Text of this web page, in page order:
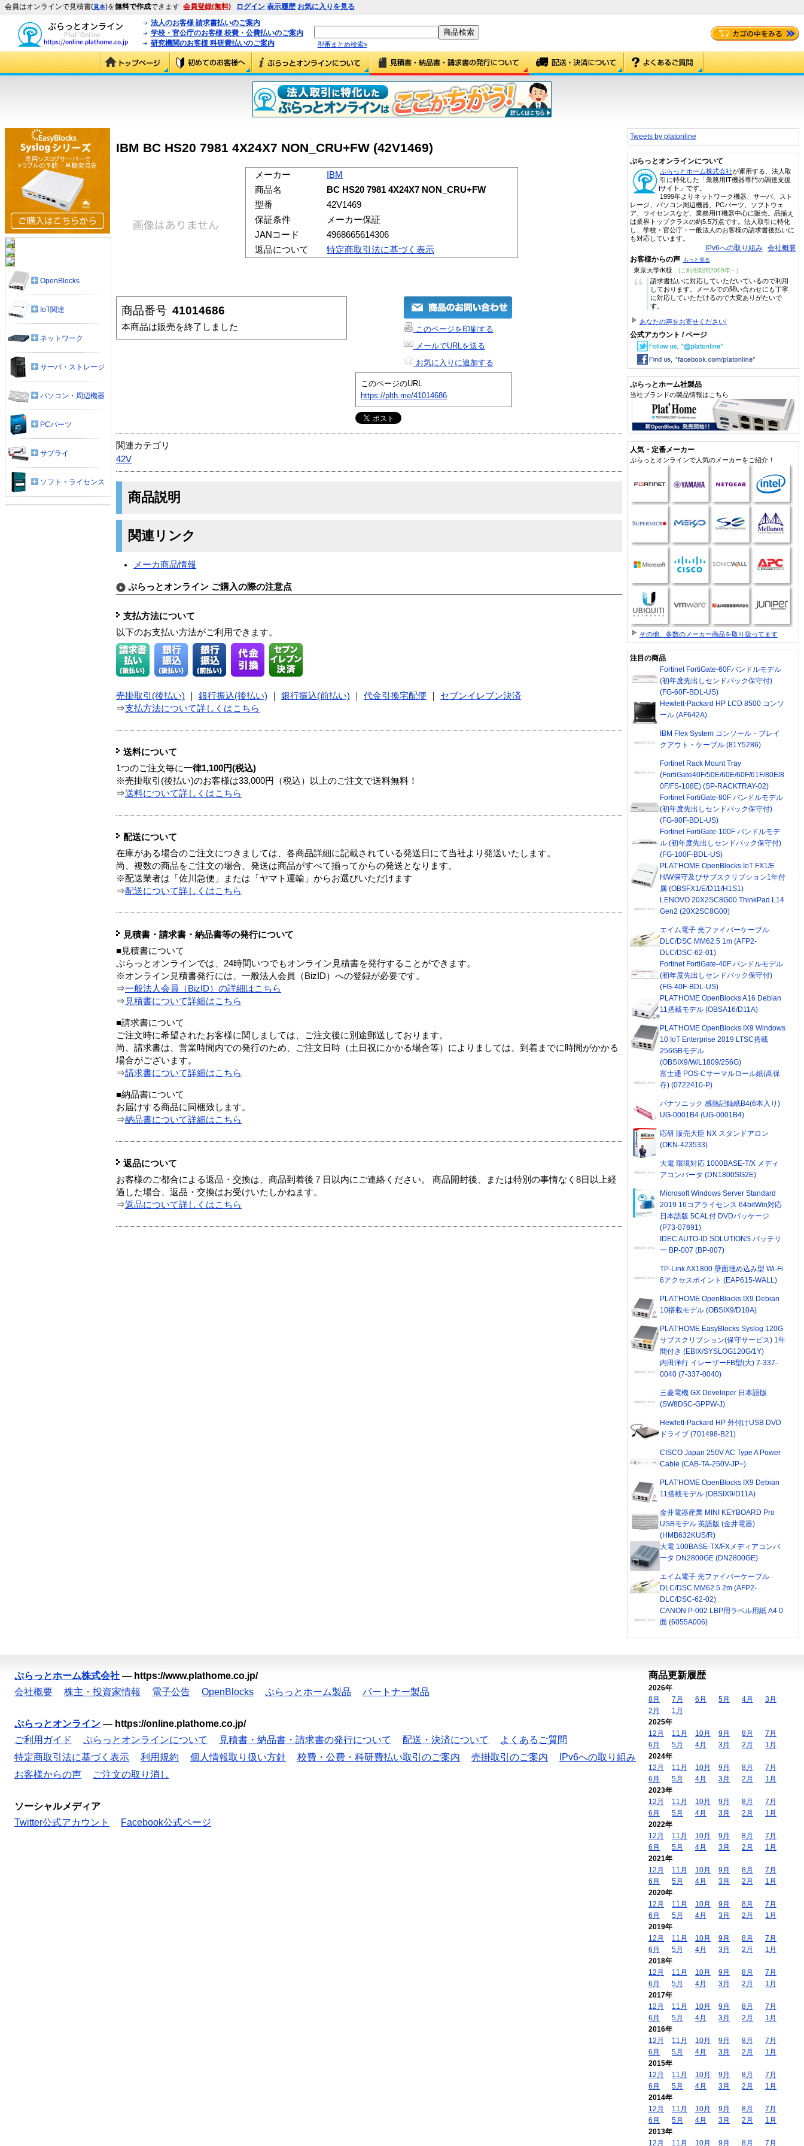
会員はオンラインで見積書(見本)を無料で作成できます 会員登録(無料) ログイン 表示履歴 お気に入りを見る
法人のお客様 請求書払いのご案内
学校・官公庁のお客様 校費・公費払いのご案内
研究機関のお客様 科研費払いのご案内
型番まとめ検索»
IBM BC HS20 7981 4X24X7 NON_CRU+FW (42V1469)
メーカー
IBM
商品名
BC HS20 7981 4X24X7 NON_CRU+FW
型番
42V1469
保証条件
メーカー保証
JANコード
4968665614306
返品について
特定商取引法に基づく表示
商品番号 41014686
本商品は販売を終了しました
このページを印刷する
メールでURLを送る
お気に入りに追加する
このページのURL
https://plth.me/41014686
関連カテゴリ
42V
商品説明
関連リンク
メーカ商品情報
ぷらっとオンライン ご購入の際の注意点
支払方法について
以下のお支払い方法がご利用できます。
売掛取引(後払い) 銀行振込(後払い) 銀行振込(前払い) 代金引換宅配便
セブンイレブン決済
⇒支払方法について詳しくはこちら
送料について
1つのご注文毎に一律1,100円(税込)
※売掛取引(後払い)のお客様は33,000円（税込）以上のご注文で送料無料！
⇒送料について詳しくはこちら
配送について
在庫がある場合のご注文につきましては、各商品詳細に記載されている発送日にて当社より発送いたします。
尚、複数の商品をご注文の場合、発送は商品がすべて揃ってからの発送となります。
※配送業者は「佐川急便」または「ヤマト運輸」からお選びいただけます
⇒配送について詳しくはこちら
見積書・請求書・納品書等の発行について
■見積書について
ぷらっとオンラインでは、24時間いつでもオンライン見積書を発行することができます。
※オンライン見積書発行には、一般法人会員（BizID）への登録が必要です。
⇒一般法人会員（BizID）の詳細はこちら
⇒ 見積書について詳細はこちら
■請求書について
ご注文時に希望されたお客様に関しましては、ご注文後に別途郵送しております。
尚、請求書は、営業時間内での発行のため、ご注文日時（土日祝にかかる場合等）によりましては、到着までに時間がかかる
場合がございます。
⇒請求書について詳細はこちら
■納品書について
お届けする商品に同梱致します。
⇒納品書について詳細はこちら
返品について
お客様のご都合による返品・交換は、商品到着後７日以内にご連絡ください。 商品開封後、または特別の事情なく8日以上経
過した場合、返品・交換はお受けいたしかねます。
⇒返品について詳しくはこちら
OpenBlocks
IoT関連
ネットワーク
サーバ・ストレージ
パソコン・周辺機器
PCパーツ
サプライ
ソフト・ライセンス
Tweets by platonline
ぷらっとオンラインについて
ぷらっとホーム株式会社が運用する、法人取
引に特化した「業務用IT機器専門の調達支援
サイト」です。
1999年よりネットワーク機器、サーバ、スト
レージ、パソコン周辺機器、PCパーツ、ソフトウェ
ア、ライセンスなど、業務用IT機器中心に販売。品揃え
は業界トップクラスの約5.5万点です。法人取引に特化
し、学校・官公庁・一般法人のお客様の請求書後払いに
も対応しています。
IPv6への取り組み 会社概要
お客様からの声 もっと見る
東京大学/K様 (ご利用期間2009年～)
“
請求書払いに対応していただいているので利用
しております。メールでの問い合わせにも丁寧
に対応していただけるので大変ありがたいで
す。
あなたの声をお寄せください!
公式アカウント / ページ
ぷらっとホーム社製品
当社ブランドの製品情報はこちら
人気・定番メーカー
ぷらっとオンラインで人気のメーカーをご紹介！
その他、多数のメーカー商品を取り扱ってます
注目の商品
Fortinet FortiGate-60Fバンドルモデル
(初年度先出しセンドバック保守付)
(FG-60F-BDL-US)
Hewlett-Packard HP LCD 8500 コンソ
ール (AF642A)
IBM Flex System コンソール・ブレイ
クアウト・ケーブル (81Y5286)
Fortinet Rack Mount Tray
(FortiGate40F/50E/60E/60F/61F/80E/8
0F/FS-108E) (SP-RACKTRAY-02)
Fortinet FortiGate-80F バンドルモデル
(初年度先出しセンドバック保守付)
(FG-80F-BDL-US)
Fortinet FortiGate-100F バンドルモデ
ル (初年度先出しセンドバック保守付)
(FG-100F-BDL-US)
PLAT'HOME OpenBlocks IoT FX1/E
H/W保守及びサブスクリプション1年付
属 (OBSFX1/E/D11/H1S1)
LENOVO 20X2SC8G00 ThinkPad L14
Gen2 (20X2SC8G00)
エイム電子 光ファイバーケーブル
DLC/DSC MM62.5 1m (AFP2-
DLC/DSC-62-01)
Fortinet FortiGate-40F バンドルモデル
(初年度先出しセンドバック保守付)
(FG-40F-BDL-US)
PLAT'HOME OpenBlocks A16 Debian
11搭載モデル (OBSA16/D11A)
PLAT'HOME OpenBlocks IX9 Windows
10 IoT Enterprise 2019 LTSC搭載
256GBモデル
(OBSIX9/W/L1809/256G)
富士通 POS-Cサーマルロール紙(高保
存) (0722410-P)
パナソニック 感熱記録紙B4(6本入り)
UG-0001B4 (UG-0001B4)
応研 販売大臣 NX スタンドアロン
(OKN-423533)
大電 環境対応 1000BASE-T/X メディ
アコンバータ (DN1800SG2E)
Microsoft Windows Server Standard
2019 16コアライセンス 64bitWin対応
日本語版 5CAL付 DVDパッケージ
(P73-07691)
IDEC AUTO-ID SOLUTIONS バッテリ
ー BP-007 (BP-007)
TP-Link AX1800 壁面埋め込み型 Wi-Fi
6アクセスポイント (EAP615-WALL)
PLAT'HOME OpenBlocks IX9 Debian
10搭載モデル (OBSIX9/D10A)
PLAT'HOME EasyBlocks Syslog 120G
サブスクリプション(保守サービス) 1年
間付き (EBIX/SYSLOG120G/1Y)
内田洋行 イレーザーFB型(大) 7-337-
0040 (7-337-0040)
三菱電機 GX Developer 日本語版
(SW8D5C-GPPW-J)
Hewlett-Packard HP 外付けUSB DVD
ドライブ (701498-B21)
CISCO Japan 250V AC Type A Power
Cable (CAB-TA-250V-JP=)
PLAT'HOME OpenBlocks IX9 Debian
11搭載モデル (OBSIX9/D11A)
金井電器産業 MINI KEYBOARD Pro
USBモデル 英語版 (金井電器)
(HMB632KUS/R)
大電 100BASE-TX/FXメディアコンバ
ータ DN2800GE (DN2800GE)
エイム電子 光ファイバーケーブル
DLC/DSC MM62.5 2m (AFP2-
DLC/DSC-62-02)
CANON P-002 LBP用ラベル用紙 A4 0
面 (6055A006)
ぷらっとホーム株式会社 — https://www.plathome.co.jp/
会社概要
株主・投資家情報 電子公告 OpenBlocks ぷらっとホーム製品 パートナー製品
ぷらっとオンライン — https://online.plathome.co.jp/
ご利用ガイド
ぷらっとオンラインについて 見積書・納品書・請求書の発行について 配送・決済について
よくあるご質問
特定商取引法に基づく表示
利用規約 個人情報取り扱い方針 校費・公費・科研費払い取引のご案内 売掛取引のご案内
IPv6への取り組み
お客様からの声
ご注文の取り消し
ソーシャルメディア
Twitter公式アカウント
Facebook公式ページ
商品更新履歴
2026年
8月
7月 6月 5月 4月
3月
2月
1月
2025年
12月
11月 10月 9月 8月
7月
6月
5月 4月 3月 2月
1月
2024年
12月
11月 10月 9月 8月
7月
6月
5月 4月 3月 2月
1月
2023年
12月
11月 10月 9月 8月
7月
6月
5月 4月 3月 2月
1月
2022年
12月
11月 10月 9月 8月
7月
6月
5月 4月 3月 2月
1月
2021年
12月
11月 10月 9月 8月
7月
6月
5月 4月 3月 2月
1月
2020年
12月
11月 10月 9月 8月
7月
6月
5月 4月 3月 2月
1月
2019年
12月
11月 10月 9月 8月
7月
6月
5月 4月 3月 2月
1月
2018年
12月
11月 10月 9月 8月
7月
6月
5月 4月 3月 2月
1月
2017年
12月
11月 10月 9月 8月
7月
6月
5月 4月 3月 2月
1月
2016年
12月
11月 10月 9月 8月
7月
6月
5月 4月 3月 2月
1月
2015年
12月
11月 10月 9月 8月
7月
6月
5月 4月 3月 2月
1月
2014年
12月
11月 10月 9月 8月
7月
6月
5月 4月 3月 2月
1月
2013年
12月
11月 10月 9月 8月 7月